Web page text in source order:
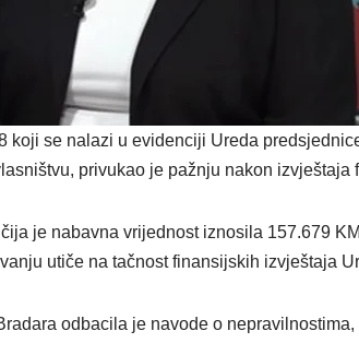
koji se nalazi u evidenciji Ureda
privukao je pažnju nakon izvještaja
je nabavna vrijednost iznosila 157.679
utiče na tačnost finansijskih izvještaja
odbacila je navode o nepravilnostima,